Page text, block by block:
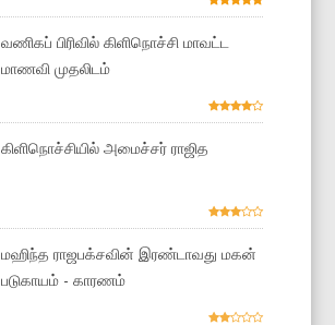
வணிகப் பிரிவில் கிளிநொச்சி மாவட்ட
மாணவி முதலிடம்
கிளிநொச்சியில் அமைச்சர் ராஜித
மஹிந்த ராஜபக்சவின் இரண்டாவது மகன்
படுகாயம் - காரணம்